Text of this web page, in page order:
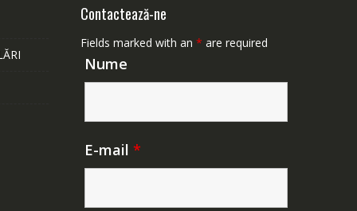
Contactează-ne
Fields marked with an * are required
Nume
E-mail *